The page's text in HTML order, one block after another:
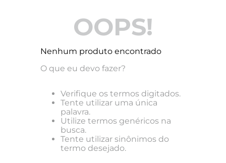
OOPS!
Nenhum produto encontrado
O que eu devo fazer?
Verifique os termos digitados.
Tente utilizar uma única
palavra.
Utilize termos genéricos na
busca.
Tente utilizar sinônimos do
termo desejado.